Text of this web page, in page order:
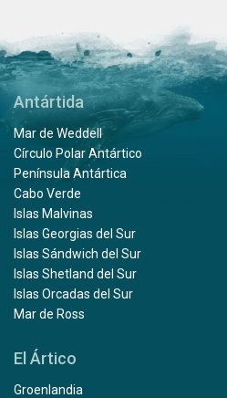
Antártida
Mar de Weddell
Círculo Polar Antártico
Península Antártica
Cabo Verde
Islas Malvinas
Islas Georgias del Sur
Islas Sándwich del Sur
Islas Shetland del Sur
Islas Orcadas del Sur
Mar de Ross
El Ártico
Groenlandia